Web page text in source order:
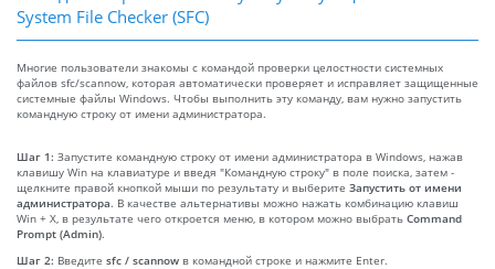
System File Checker (SFC)
Многие пользователи знакомы с командой проверки целостности системных
файлов sfc/scannow, которая автоматически проверяет и исправляет защищенные
системные файлы Windows. Чтобы выполнить эту команду, вам нужно запустить
командную строку от имени администратора.
Шаг 1: Запустите командную строку от имени администратора в Windows, нажав
клавишу Win на клавиатуре и введя "Командную строку" в поле поиска, затем -
щелкните правой кнопкой мыши по результату и выберите Запустить от имени
администратора. В качестве альтернативы можно нажать комбинацию клавиш
Win + X, в результате чего откроется меню, в котором можно выбрать Command
Prompt (Admin).
Шаг 2: Введите sfc / scannow в командной строке и нажмите Enter.